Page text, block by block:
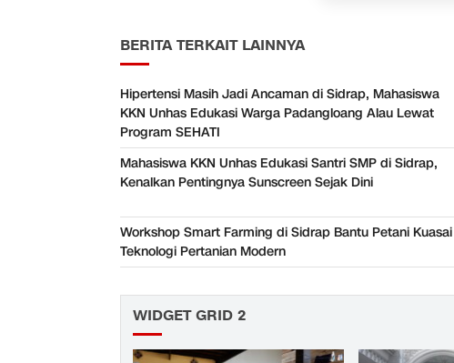
BERITA TERKAIT LAINNYA
Hipertensi Masih Jadi Ancaman di Sidrap, Mahasiswa
KKN Unhas Edukasi Warga Padangloang Alau Lewat
Program SEHATI
Mahasiswa KKN Unhas Edukasi Santri SMP di Sidrap,
Kenalkan Pentingnya Sunscreen Sejak Dini
Workshop Smart Farming di Sidrap Bantu Petani Kuasai
Teknologi Pertanian Modern
WIDGET GRID 2